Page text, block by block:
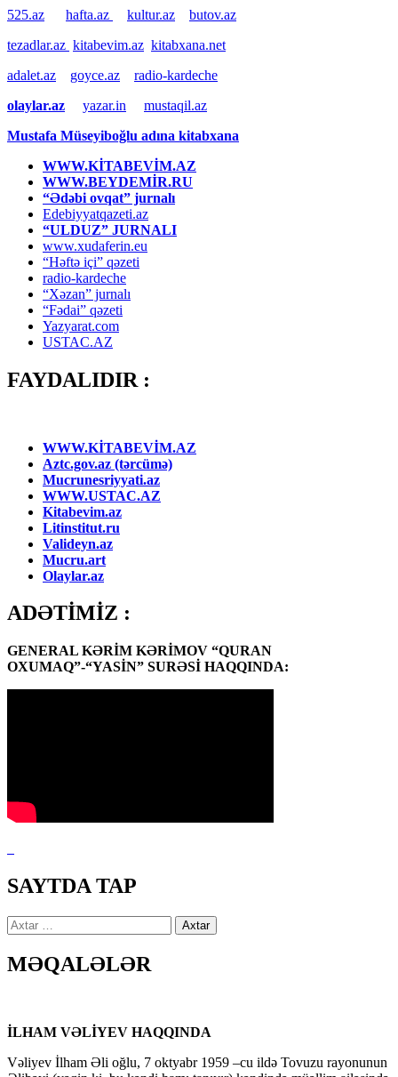
525.az hafta.az kultur.az
butov.az
tezadlar.az kitabevim.az kitabxana.net
adalet.az
goyce.az
radio-kardeche
olaylar.az
yazar.in
mustaqil.az
Mustafa Müseyiboğlu adına kitabxana
WWW.KİTABEVİM.AZ
WWW.BEYDEMİR.RU
“Ədəbi ovqat” jurnalı
Edebiyyatqazeti.az
“ULDUZ” JURNALI
www.xudaferin.eu
“Həftə içi” qəzeti
radio-kardeche
“Xəzan” jurnalı
“Fədai” qəzeti
Yazyarat.com
USTAC.AZ
FAYDALIDIR :
WWW.KİTABEVİM.AZ
Aztc.gov.az (tərcümə)
Mucrunesriyyati.az
WWW.USTAC.AZ
Kitabevim.az
Litinstitut.ru
Valideyn.az
Mucru.art
Olaylar.az
ADƏTİMİZ :
GENERAL KƏRİM KƏRİMOV “QURAN
OXUMAQ”-“YASİN” SURƏSİ HAQQINDA:
SAYTDA TAP
Axtarış:
MƏQALƏLƏR
İLHAM VƏLİYEV HAQQINDA
Vəliyev İlham Əli oğlu, 7 oktyabr 1959 –cu ildə Tovuzu rayonunun